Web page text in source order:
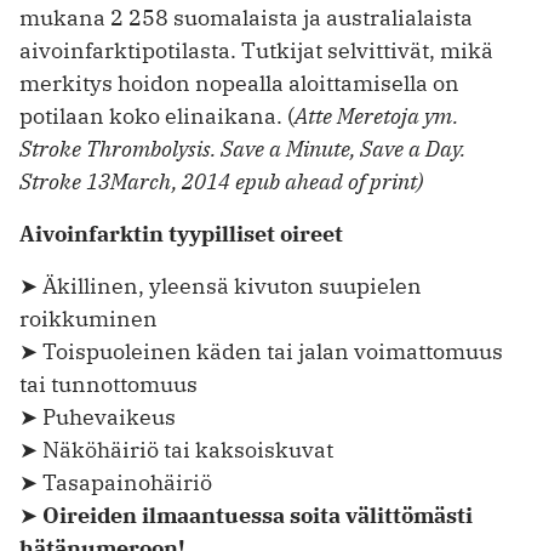
mukana 2 258 suomalaista ja australialaista
aivoinfarktipotilasta. Tutkijat selvittivät, mikä
merkitys hoidon nopealla aloittamisella on
potilaan koko elinaikana. (Atte Meretoja ym.
Stroke Thrombolysis. Save a Minute, Save a Day.
Stroke 13March, 2014 epub ahead of print)
Aivoinfarktin tyypilliset oireet
➤ Äkillinen, yleensä kivuton suupielen
roikkuminen
➤ Toispuoleinen käden tai jalan voimattomuus
tai tunnottomuus
➤ Puhevaikeus
➤ Näköhäiriö tai kaksoiskuvat
➤ Tasapainohäiriö
➤ Oireiden ilmaantuessa soita välittömästi